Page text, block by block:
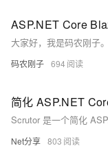
ASP.NET Core
码农刚子 694
简化 ASP.NET
Net分享 803